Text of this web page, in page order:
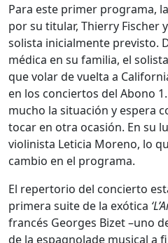
Para este primer programa,
por su titular, Thierry Fischer
solista inicialmente previsto.
médica en su familia, el
que volar de vuelta a
en los conciertos del Abono
mucho la situación y espera
tocar en otra ocasión. En su
violinista Leticia Moreno, lo
cambio en el programa.
El repertorio del concierto
primera suite de la exótica
francés Georges Bizet –uno
de la espagnolade musical a